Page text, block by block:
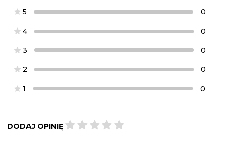
5 0
4 0
3 0
2 0
1 0
DODAJ OPINIĘ